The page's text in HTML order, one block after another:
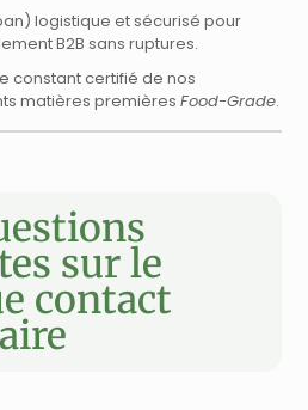
logistique et sécurisé pour
B2B sans ruptures.
constant certifié de nos
matières premières Food-Grade.
sur le
contact